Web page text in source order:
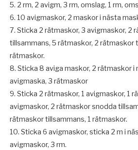
5. 2 rm, 2 avigm, 3 rm, omslag, 1 rm,
6. 10 avigmaskor, 2 maskor i nästa
7. Sticka 2 rätmaskor, 3 avigmaskor, 2
tillsammans, 5 rätmaskor, 2 rätmaskor
rätmaskor.
8. Sticka 8 aviga maskor, 2 rätmaskor i
avigmaska, 3 rätmaskor
9. Sticka 2 rätmaskor, 1 avigmaskor, 1
avigmaskor, 2 rätmaskor snodda
rätmaskor tillsammans, 1 rätmaskor.
10. Sticka 6 avigmaskor, sticka 2 m i
avigmaskor, 3 rm.